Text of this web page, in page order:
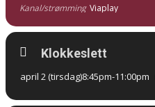
Kanal/strømming Viaplay
Klokkeslett
april 2 (tirsdag)8:45pm-11:00pm